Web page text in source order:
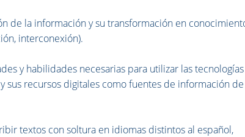
de la información y su transformación en
interconexión).
y habilidades necesarias para utilizar las
sus recursos digitales como fuentes de información de
textos con soltura en idiomas distintos al español,